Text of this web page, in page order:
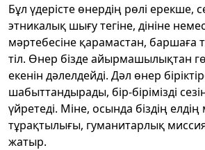
Бұл үдерісте өнердің рөлі ерекше,
этникалық шығу тегіне, дініне
мәртебесіне қарамастан, баршаға
тіл. Өнер бізде айырмашылықтан
екенін дәлелдейді. Дәл өнер
шабыттандырады, бір-бірімізді
үйретеді. Міне, осында біздің
тұрақтылығы, гуманитарлық
жатыр.